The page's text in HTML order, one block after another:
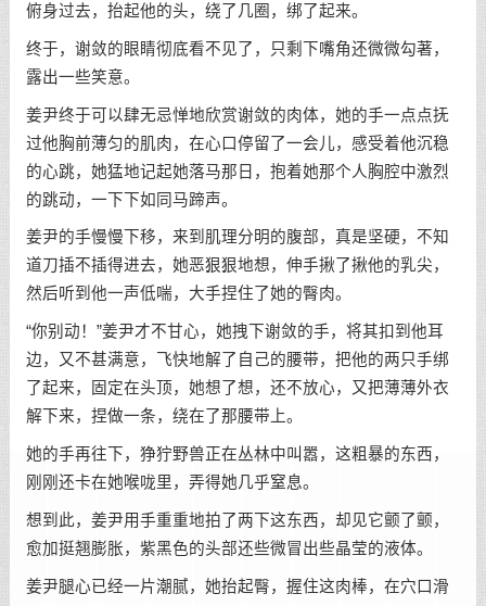
俯身过去，抬起他的头，绕了几圈，绑了起来。
终于，谢敛的眼睛彻底看不见了，只剩下嘴角还微微勾著，
露出一些笑意。
姜尹终于可以肆无忌惮地欣赏谢敛的肉体，她的手一点点抚
过他胸前薄匀的肌肉，在心口停留了一会儿，感受着他沉稳
的心跳，她猛地记起她落马那日，抱着她那个人胸腔中激烈
的跳动，一下下如同马蹄声。
姜尹的手慢慢下移，来到肌理分明的腹部，真是坚硬，不知
道刀插不插得进去，她恶狠狠地想，伸手揪了揪他的乳尖，
然后听到他一声低喘，大手捏住了她的臀肉。
“你别动！”姜尹才不甘心，她拽下谢敛的手，将其扣到他耳
边，又不甚满意，飞快地解了自己的腰带，把他的两只手绑
了起来，固定在头顶，她想了想，还不放心，又把薄薄外衣
解下来，捏做一条，绕在了那腰带上。
她的手再往下，狰狞野兽正在丛林中叫嚣，这粗暴的东西，
刚刚还卡在她喉咙里，弄得她几乎窒息。
想到此，姜尹用手重重地拍了两下这东西，却见它颤了颤，
愈加挺翘膨胀，紫黑色的头部还些微冒出些晶莹的液体。
姜尹腿心已经一片潮腻，她抬起臀，握住这肉棒，在穴口滑